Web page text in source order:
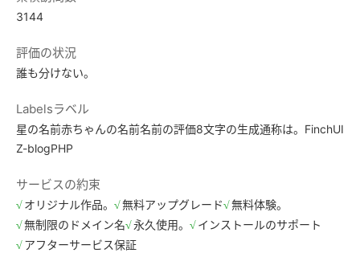
3144
評価の状況
誰も分けない。
Labelsラベル
星の名前赤ちゃんの名前名前の評価8文字の生成通称は。 FinchUI
Z-blogPHP
サービスの約束
オリジナル作品。 無料アップグレード
無料体験。
無制限のドメイン名
永久使用。
インストールのサポート
アフターサービス保証